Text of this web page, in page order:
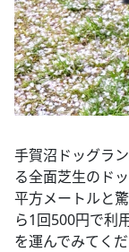
手賀沼ドッグラ
る全面芝生のド
平方メートルと
ら1回500円で利
を運んでみてくだ